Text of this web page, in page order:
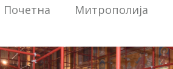
Почетна Митрополија